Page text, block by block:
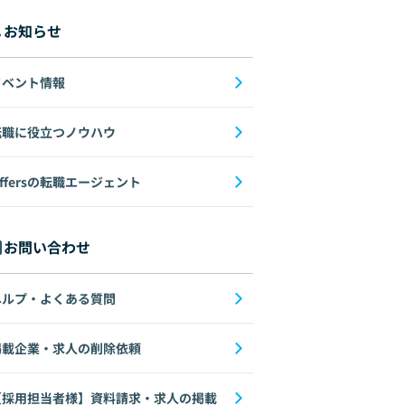
お知らせ
ント情報
に役立つノウハウ
の転職エージェント
お問い合わせ
プ・よくある質問
企業・求人の削除依頼
用担当者様】資料請求・求人の掲載